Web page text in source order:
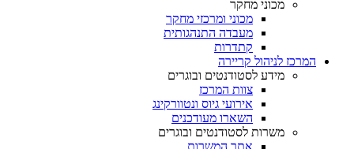
מכוני מחקר
מכוני ומרכזי מחקר
מעבדה התנהגותית
קתדרות
המרכז לניהול קריירה
מידע לסטודנטים ובוגרים
צוות המרכז
אירועי גיוס ונטוורקינג
השארו מעודכנים
משרות לסטודנטים ובוגרים
אתר המשרות